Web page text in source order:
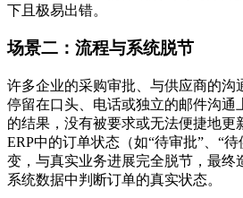
下且极易出错。
场景二：流程与系统脱节
许多企业的采购审批、与供应商的沟
停留在口头、电话或独立的邮件沟通
的结果，没有被要求或无法便捷地更
ERP中的订单状态（如“待审批”、“
变，与真实业务进展完全脱节，最终
系统数据中判断订单的真实状态。